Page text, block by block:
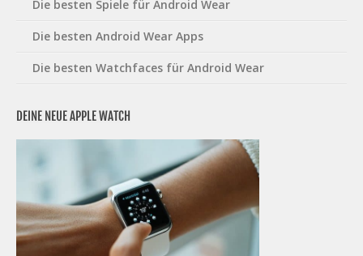
Die besten Spiele für Android Wear
Die besten Android Wear Apps
Die besten Watchfaces für Android Wear
DEINE NEUE APPLE WATCH